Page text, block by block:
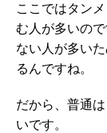
ここではタン
む人が多いの
ない人が多い
るんですね。
だから、普通
いです。